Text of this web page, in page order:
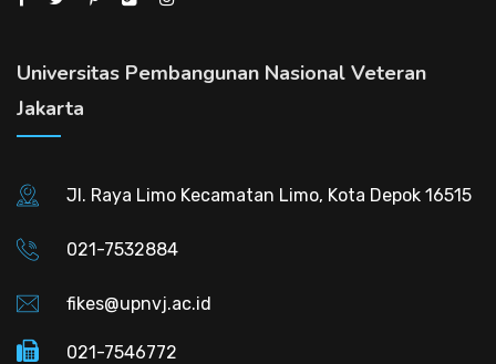
Universitas Pembangunan Nasional Veteran
Jakarta
Jl. Raya Limo Kecamatan Limo, Kota Depok 16515
021-7532884
fikes@upnvj.ac.id
021-7546772